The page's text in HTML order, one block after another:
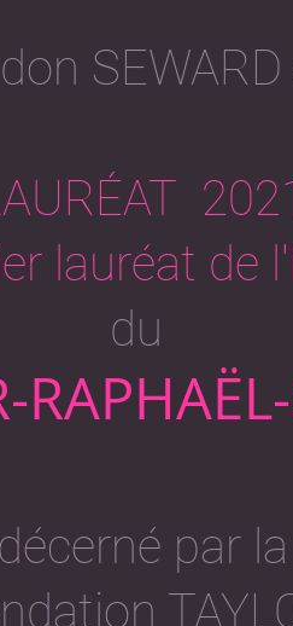
lauréat de
du
décerné par la